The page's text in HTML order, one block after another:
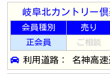
岐阜北カントリー
会員種別 売り
正会員
ご相談
利用道路： 名神高